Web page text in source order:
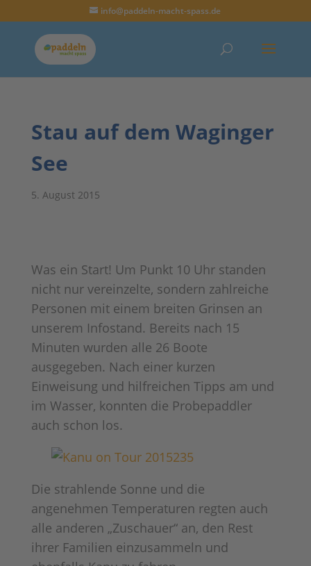
info@paddeln-macht-spass.de
Stau auf dem Waginger
See
5. August 2015
Was ein Start! Um Punkt 10 Uhr standen
nicht nur vereinzelte, sondern zahlreiche
Personen mit einem breiten Grinsen an
unserem Infostand. Bereits nach 15
Minuten wurden alle 26 Boote
ausgegeben. Nach einer kurzen
Einweisung und hilfreichen Tipps am und
im Wasser, konnten die Probepaddler
auch schon los.
Die strahlende Sonne und die
angenehmen Temperaturen regten auch
alle anderen „Zuschauer“ an, den Rest
ihrer Familien einzusammeln und